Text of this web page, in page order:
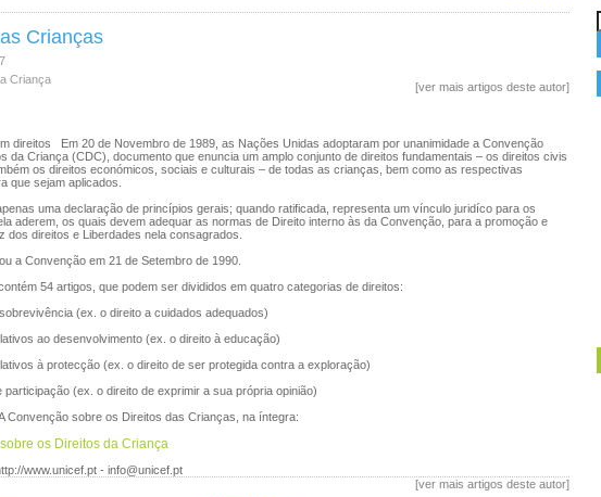
Crianças
Criança
[ver mais artigos deste autor]
direitos Em 20 de Novembro de 1989, as Nações Unidas adoptaram por unanimidade a Convenção
da Criança (CDC), documento que enuncia um amplo conjunto de direitos fundamentais – os direitos civis
os direitos económicos, sociais e culturais – de todas as crianças, bem como as respectivas
que sejam aplicados.
uma declaração de princípios gerais; quando ratificada, representa um vínculo juridíco para os
aderem, os quais devem adequar as normas de Direito interno às da Convenção, para a promoção e
dos direitos e Liberdades nela consagrados.
a Convenção em 21 de Setembro de 1990.
54 artigos, que podem ser divididos em quatro categorias de direitos:
(ex. o direito a cuidados adequados)
ao desenvolvimento (ex. o direito à educação)
à protecção (ex. o direito de ser protegida contra a exploração)
participação (ex. o direito de exprimir a sua própria opinião)
Convenção sobre os Direitos das Crianças, na íntegra:
os Direitos da Criança
www.unicef.pt - info@unicef.pt
[ver mais artigos deste autor]